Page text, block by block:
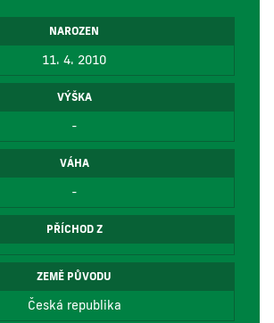
NAROZEN
11. 4. 2010
VÝŠKA
-
VÁHA
-
PŘÍCHOD Z
ZEMĚ PŮVODU
Česká republika